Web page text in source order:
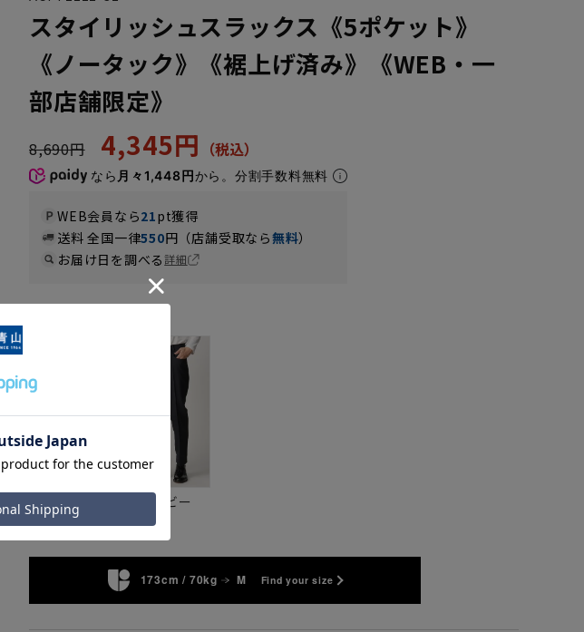
スタイリッシュスラックス《5ポケット》
《ノータック》《裾上げ済み》《WEB・一
部店舗限定》
8,690円 4,345円
なら 月々1,448円から。分割手数料無料
WEB会員なら21pt獲得
送料 全国一律550円（店舗受取なら無料）
お届け日を調べる詳細
チャコール ネイビー
173cm / 70kg M Find your size